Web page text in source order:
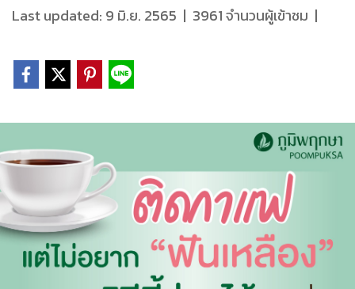
Last updated: 9 มิ.ย. 2565 | 3961 จำนวนผู้เข้าชม |